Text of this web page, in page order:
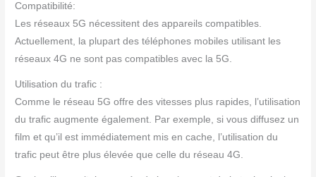
Compatibilité:
Les réseaux 5G nécessitent des appareils compatibles.
Actuellement, la plupart des téléphones mobiles utilisant les
réseaux 4G ne sont pas compatibles avec la 5G.
Utilisation du trafic :
Comme le réseau 5G offre des vitesses plus rapides, l’utilisation
du trafic augmente également. Par exemple, si vous diffusez un
film et qu’il est immédiatement mis en cache, l’utilisation du
trafic peut être plus élevée que celle du réseau 4G.